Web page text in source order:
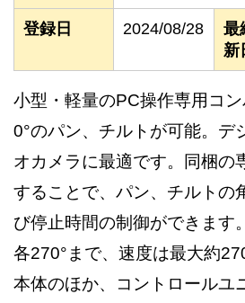
登録日 2024/08/28
最
新
小型・軽量のPC操作専用コ
0°のパン、チルトが可能。デ
オカメラに最適です。同梱の
することで、パン、チルトの
び停止時間の制御ができます
各270°まで、速度は最大約
本体のほか、コントロールユ